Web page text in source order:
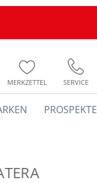
MERKZETTEL SERVICE
PROSPEKTE